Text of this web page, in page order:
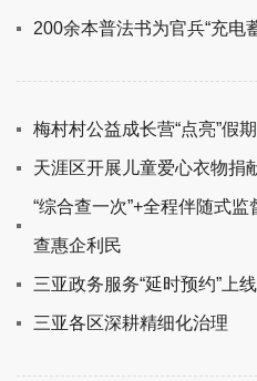
200余本普法书为官兵“充电
梅村村公益成长营“点亮”假
天涯区开展儿童爱心衣物捐
“综合查一次”+全程伴随式
查惠企利民
三亚政务服务“延时预约”上线
三亚各区深耕精细化治理